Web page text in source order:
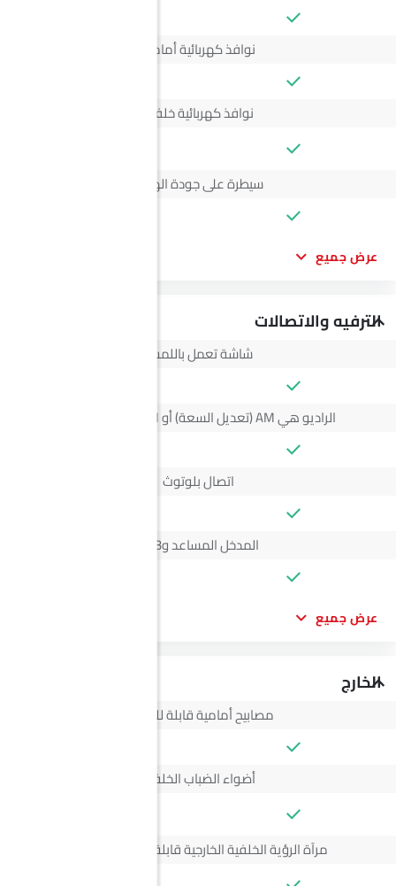
نوافذ كهربائية أمامية
نوافذ كهربائية خلفية
سيطرة على جودة الهواء
عرض جميع
الترفيه والاتصالات
شاشة تعمل باللمس
الراديو هي AM (تعديل السعة) أو FM (تضمين التردد)،
اتصال بلوتوث
المدخل المساعد وUSB
عرض جميع
الخارج
مصابيح أمامية قابلة للتعديل
أضواء الضباب الخلفية
مرآة الرؤية الخلفية الخارجية قابلة للتعديل كهربائياً